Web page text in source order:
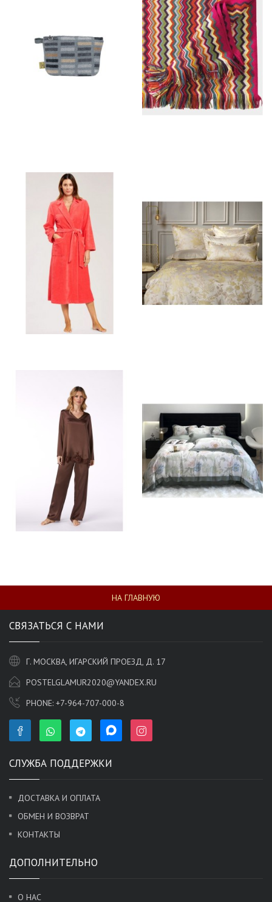
НА ГЛАВНУЮ
СВЯЗАТЬСЯ С НАМИ
Г. МОСКВА, ИГАРСКИЙ ПРОЕЗД, Д. 17
POSTELGLAMUR2020@YANDEX.RU
PHONE: +7-964-707-000-8
СЛУЖБА ПОДДЕРЖКИ
ДОСТАВКА И ОПЛАТА
ОБМЕН И ВОЗВРАТ
КОНТАКТЫ
ДОПОЛНИТЕЛЬНО
О НАС